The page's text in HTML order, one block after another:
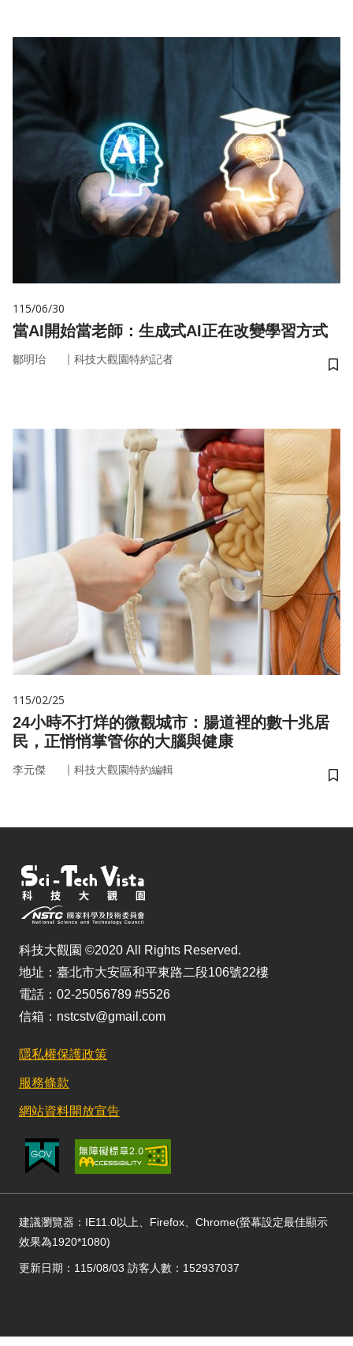
115/06/30
當AI開始當老師：生成式AI正在改變學習方式
鄒明珆 ｜ 科技大觀園特約記者
儲
115/02/25
24小時不打烊的微觀城市：腸道裡的數十兆居
民，正悄悄掌管你的大腦與健康
李元傑 ｜ 科技大觀園特約編輯
儲
科技大觀園 ©2020 All Rights Reserved.
地址：臺北市大安區和平東路二段106號22樓
電話：02-25056789 #5526
信箱：nstcstv@gmail.com
隱私權保護政策
服務條款
網站資料開放宣告
建議瀏覽器：IE11.0以上、Firefox、Chrome(螢幕設定最佳顯示
效果為1920*1080)
更新日期：115/08/03 訪客人數：152937037